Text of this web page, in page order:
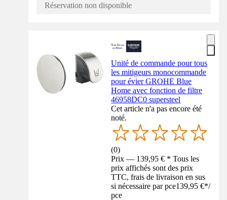
Réservation non disponible
Unité de commande pour tous
les mitigeurs monocommande
pour évier GROHE Blue
Home avec fonction de filtre
46958DC0 supersteel
Cet article n'a pas encore été
noté.
(0)
Prix — 139,95 € * Tous les
prix affichés sont des prix
TTC, frais de livraison en sus
si nécessaire par pce139,95 €*/
pce